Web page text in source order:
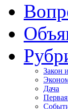
Закон
Дача